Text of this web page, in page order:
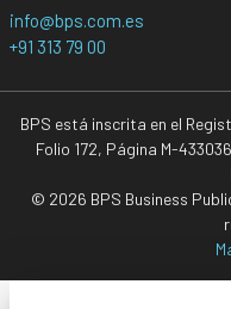
info@bps.com.es
+91 313 79 00
BPS está inscrita en el
Folio 172, Página M-
© 2026 BPS Business